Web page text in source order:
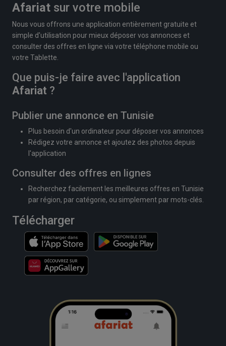
Afariat sur votre mobile
Nous vous offrons une application entièrement gratuite et
simple d'utilisation pour mieux déposer vos annonces et
consulter des offres en ligne via votre téléphone mobile ou
votre Tablette.
Que puis-je faire avec l'application
Afariat ?
Publier une annonce en Tunisie
Plus besoin d'un ordinateur pour déposer vos annonces
Rédigez votre annonce et ajoutez des photos depuis
l'application
Consulter des offres en lignes
Recherchez facilement les meilleures offres en Tunisie
par région, par catégorie, ou simplement par mots-clés.
Télécharger